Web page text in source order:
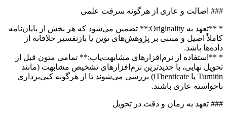
### اصالت و عاری از هرگونه سرقت علمی
* **تعهد به Originality:** تضمین می‌شود که هر بخش از پایان‌نامه
کاملاً اصیل و مبتنی بر پژوهش‌های نوین یا بازتفسیر خلاقانه از
داده‌ها باشد.
* **استفاده از نرم‌افزارهای مشابهت‌یاب:** تمامی متون قبل از
تحویل نهایی، با جدیدترین نرم‌افزارهای تشخیص مشابهت (مانند
Turnitin یا iThenticate) بررسی می‌شوند تا از هرگونه کپی‌برداری
ناخواسته عاری باشند.
### تعهد به زمان و دقت در تحویل